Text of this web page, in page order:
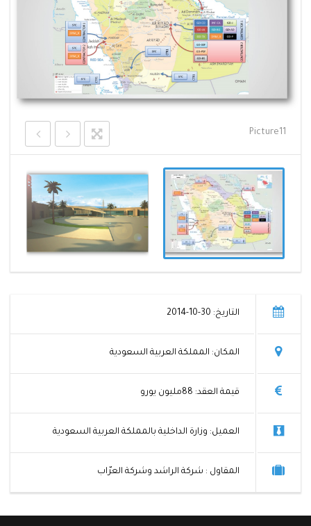
Picture11
التاريخ: 30-10-2014
المكان: المملكة العربية السعودية
قيمة العقد: 88مليون يورو
العميل: وزارة الداخلية بالمملكة العربية السعودية
المقاول : شركة الراشد وشركة العرّاب